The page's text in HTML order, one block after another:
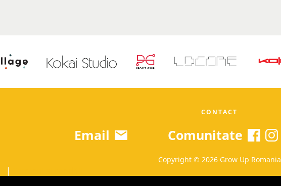
CONTACT
Email Comunitate
Copyright © 2026 Grow Up Romania
|